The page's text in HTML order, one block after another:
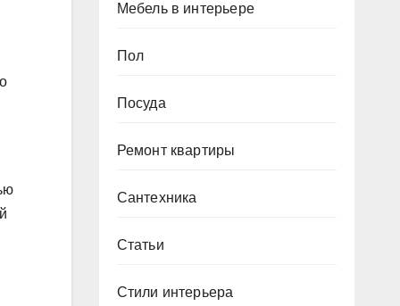
Мебель в интерьере
Пол
Посуда
Ремонт квартиры
Сантехника
Статьи
Стили интерьера